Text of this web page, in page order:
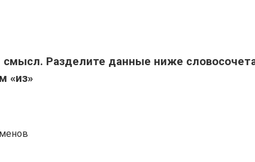
Разделите данные ниже
«из»